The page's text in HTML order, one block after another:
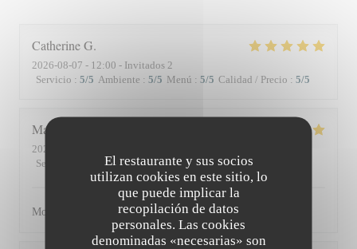
El restaurante y sus socios
utilizan cookies en este sitio, lo
que puede implicar la
recopilación de datos
personales. Las cookies
denominadas «necesarias» son
CatherineG
2026-08-07 - 12:00 - Invitados 2
Servicio : 5/5 Ambiente : 5/5 Menú : 5/5 Calidad / Precio : 5/5
Matthieu
2026-08-01
Servicio
Ambiente: 5/5 Menú: 5/5 Calidad / Precio
Moment superbe, du service à l’assiette !